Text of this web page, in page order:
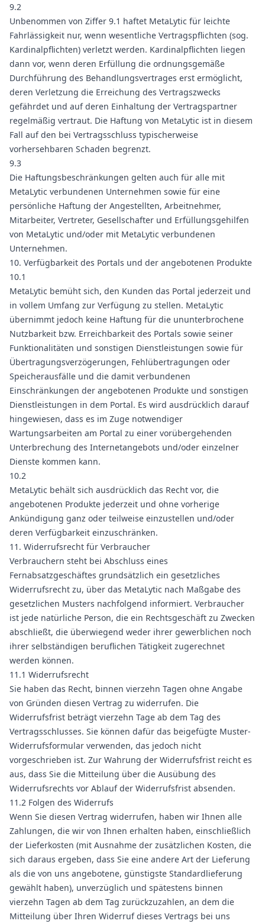
9.2
Unbenommen von Ziffer 9.1 haftet MetaLytic für leichte
Fahrlässigkeit nur, wenn wesentliche Vertragspflichten (sog.
Kardinalpflichten) verletzt werden. Kardinalpflichten liegen
dann vor, wenn deren Erfüllung die ordnungsgemäße
Durchführung des Behandlungsvertrages erst ermöglicht,
deren Verletzung die Erreichung des Vertragszwecks
gefährdet und auf deren Einhaltung der Vertragspartner
regelmäßig vertraut. Die Haftung von MetaLytic ist in diesem
Fall auf den bei Vertragsschluss typischerweise
vorhersehbaren Schaden begrenzt.
9.3
Die Haftungsbeschränkungen gelten auch für alle mit
MetaLytic verbundenen Unternehmen sowie für eine
persönliche Haftung der Angestellten, Arbeitnehmer,
Mitarbeiter, Vertreter, Gesellschafter und Erfüllungsgehilfen
von MetaLytic und/oder mit MetaLytic verbundenen
Unternehmen.
10. Verfügbarkeit des Portals und der angebotenen Produkte
10.1
MetaLytic bemüht sich, den Kunden das Portal jederzeit und
in vollem Umfang zur Verfügung zu stellen. MetaLytic
übernimmt jedoch keine Haftung für die ununterbrochene
Nutzbarkeit bzw. Erreichbarkeit des Portals sowie seiner
Funktionalitäten und sonstigen Dienstleistungen sowie für
Übertragungsverzögerungen, Fehlübertragungen oder
Speicherausfälle und die damit verbundenen
Einschränkungen der angebotenen Produkte und sonstigen
Dienstleistungen in dem Portal. Es wird ausdrücklich darauf
hingewiesen, dass es im Zuge notwendiger
Wartungsarbeiten am Portal zu einer vorübergehenden
Unterbrechung des Internetangebots und/oder einzelner
Dienste kommen kann.
10.2
MetaLytic behält sich ausdrücklich das Recht vor, die
angebotenen Produkte jederzeit und ohne vorherige
Ankündigung ganz oder teilweise einzustellen und/oder
deren Verfügbarkeit einzuschränken.
11. Widerrufsrecht für Verbraucher
Verbrauchern steht bei Abschluss eines
Fernabsatzgeschäftes grundsätzlich ein gesetzliches
Widerrufsrecht zu, über das MetaLytic nach Maßgabe des
gesetzlichen Musters nachfolgend informiert. Verbraucher
ist jede natürliche Person, die ein Rechtsgeschäft zu Zwecken
abschließt, die überwiegend weder ihrer gewerblichen noch
ihrer selbständigen beruflichen Tätigkeit zugerechnet
werden können.
11.1 Widerrufsrecht
Sie haben das Recht, binnen vierzehn Tagen ohne Angabe
von Gründen diesen Vertrag zu widerrufen. Die
Widerrufsfrist beträgt vierzehn Tage ab dem Tag des
Vertragsschlusses. Sie können dafür das beigefügte Muster-
Widerrufsformular verwenden, das jedoch nicht
vorgeschrieben ist. Zur Wahrung der Widerrufsfrist reicht es
aus, dass Sie die Mitteilung über die Ausübung des
Widerrufsrechts vor Ablauf der Widerrufsfrist absenden.
11.2 Folgen des Widerrufs
Wenn Sie diesen Vertrag widerrufen, haben wir Ihnen alle
Zahlungen, die wir von Ihnen erhalten haben, einschließlich
der Lieferkosten (mit Ausnahme der zusätzlichen Kosten, die
sich daraus ergeben, dass Sie eine andere Art der Lieferung
als die von uns angebotene, günstigste Standardlieferung
gewählt haben), unverzüglich und spätestens binnen
vierzehn Tagen ab dem Tag zurückzuzahlen, an dem die
Mitteilung über Ihren Widerruf dieses Vertrags bei uns